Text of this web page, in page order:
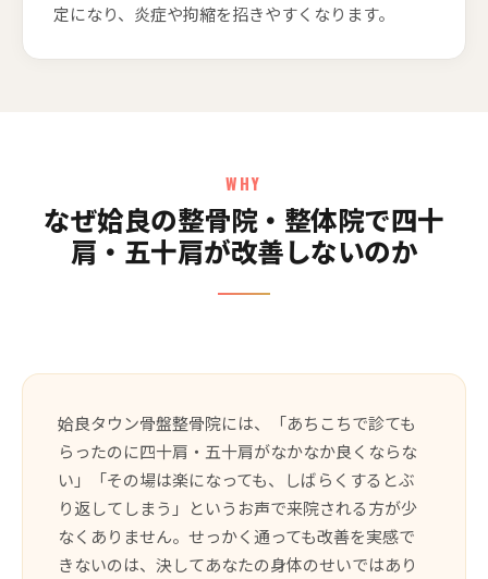
定になり、炎症や拘縮を招きやすくなります。
WHY
なぜ姶良の整骨院・整体院で四十
肩・五十肩が改善しないのか
姶良タウン骨盤整骨院には、「あちこちで診ても
らったのに四十肩・五十肩がなかなか良くならな
い」「その場は楽になっても、しばらくするとぶ
り返してしまう」というお声で来院される方が少
なくありません。せっかく通っても改善を実感で
きないのは、決してあなたの身体のせいではあり